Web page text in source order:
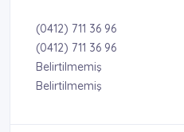
(0412) 711 36 96
(0412) 711 36 96
Belirtilmemiş
Belirtilmemiş